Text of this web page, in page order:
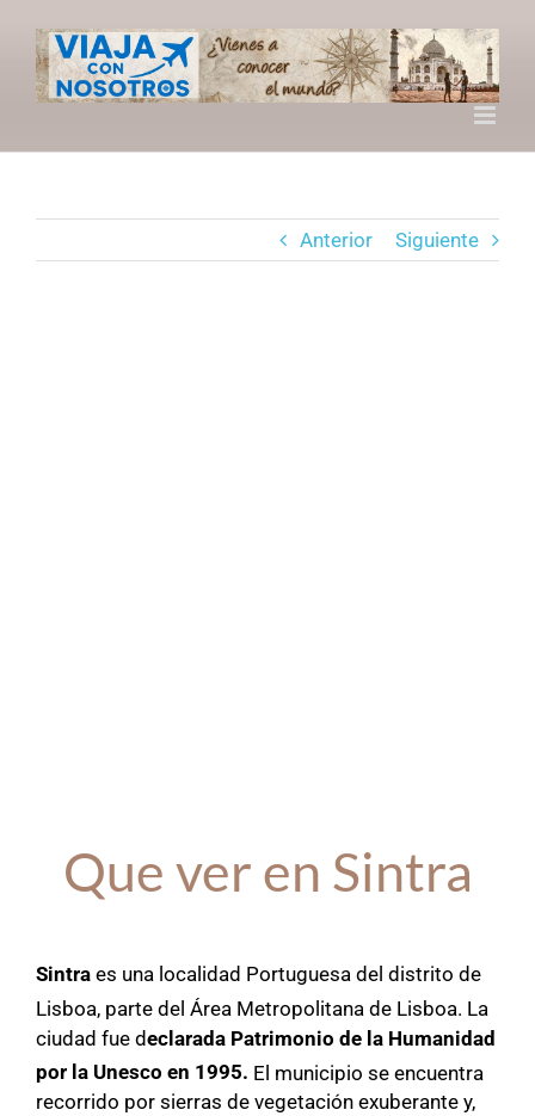
contenido
Anterior Siguiente
Que ver en Sintra
Sintra es una localidad Portuguesa del distrito de
Lisboa, parte del Área Metropolitana de Lisboa. ​ La
ciudad fue declarada Patrimonio de la Humanidad
por la Unesco en 1995. El municipio se encuentra
recorrido por sierras de vegetación exuberante y,